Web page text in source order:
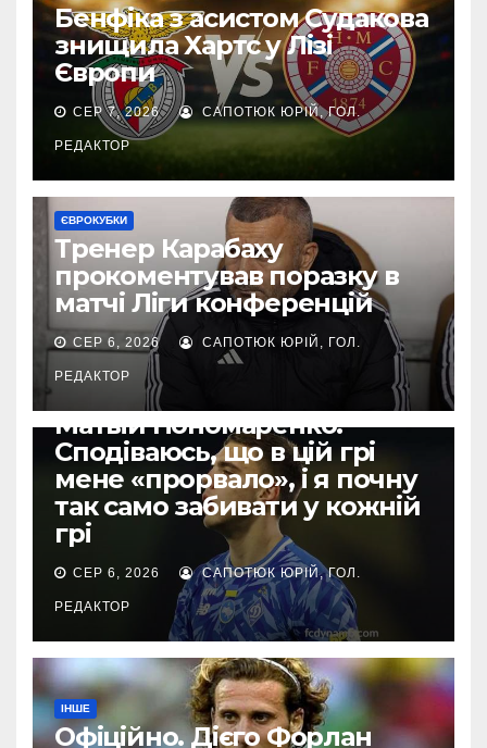
Бенфіка з асистом Судакова
знищила Хартс у Лізі
Європи
СЕР 7, 2026 САПОТЮК ЮРІЙ, ГОЛ.
РЕДАКТОР
ЄВРОКУБКИ
Тренер Карабаху
прокоментував поразку в
матчі Ліги конференцій
СЕР 6, 2026 САПОТЮК ЮРІЙ, ГОЛ.
РЕДАКТОР
Матвій Пономаренко:
Сподіваюсь, що в цій грі
мене «прорвало», і я почну
так само забивати у кожній
грі
СЕР 6, 2026 САПОТЮК ЮРІЙ, ГОЛ.
РЕДАКТОР
ІНШЕ
Офіційно. Дієго Форлан